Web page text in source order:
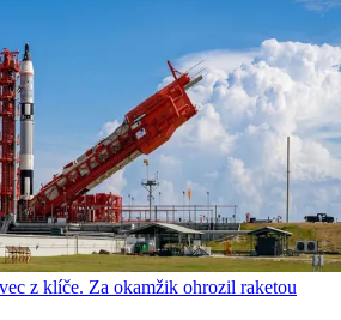
z klíče. Za okamžik ohrozil raketou